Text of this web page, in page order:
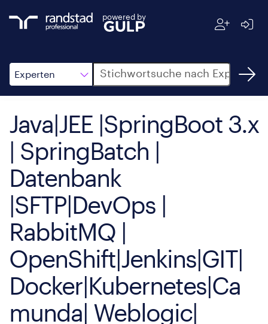
powered by
Experten
Suche
Java|JEE |SpringBoot 3.x
| SpringBatch |
Datenbank
|SFTP|DevOps |
RabbitMQ |
OpenShift|Jenkins|GIT|
Docker|Kubernetes|Ca
munda| Weblogic|